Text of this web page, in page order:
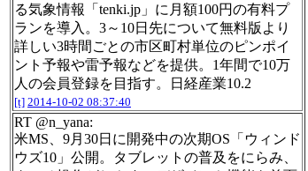
る気象情報「tenki.jp」に月額100円の有料プ
ランを導入。3～10日先について無料版より
詳しい3時間ごとの市区町村単位のピンポイ
ント予報や雷予報などを提供。1年間で10万
人の会員登録を目指す。日経産業10.2
[t] 2014-10-02 08:37:40
RT @n_yana:
米MS、9月30日に開発中の次期OS「ウィンド
ウズ10」公開。タブレットの普及をにらみ、